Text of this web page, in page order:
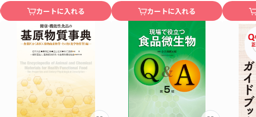
カートに入れる カートに入れる